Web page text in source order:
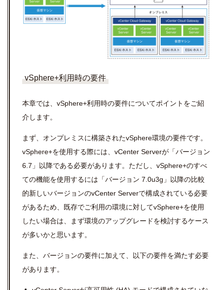
vSphere+利用時の要件
本章では、vSphere+利用時の要件についてポイントをご紹
介します。
まず、オンプレミスに構築されたvSphere環境の要件です。
vSphere+を使用する際には、vCenter Serverが「バージョン
6.7」
以降である必要があります。ただし、vSphere+のすべ
ての機能を使用するには「バージョン 7.0u3g」以降の比較
的新しいバージョンのvCenter Serverで構成されている必要
があるため、既存でご利用の環境に対してvSphere+を使用
したい場合は、まず環境のアップグレードを検討するケース
が多いかと思います。
また、バージョンの要件に加えて、以下の要件を満たす必要
があります。